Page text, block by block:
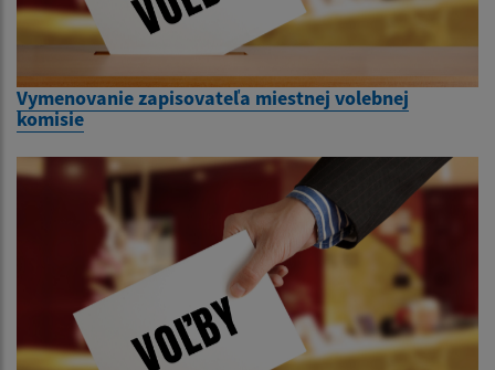
Vymenovanie zapisovateľa miestnej volebnej
komisie